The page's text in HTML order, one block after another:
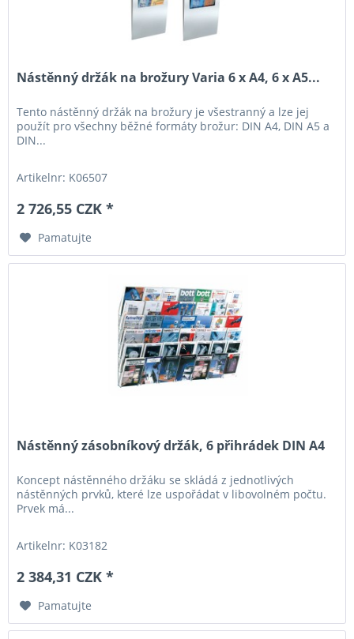
Nástěnný držák na brožury Varia 6 x A4, 6 x A5...
Tento nástěnný držák na brožury je všestranný a lze jej
použít pro všechny běžné formáty brožur: DIN A4, DIN A5 a
DIN...
Artikelnr: K06507
2 726,55 CZK *
Pamatujte
Nástěnný zásobníkový držák, 6 přihrádek DIN A4
Koncept nástěnného držáku se skládá z jednotlivých
nástěnných prvků, které lze uspořádat v libovolném počtu.
Prvek má...
Artikelnr: K03182
2 384,31 CZK *
Pamatujte